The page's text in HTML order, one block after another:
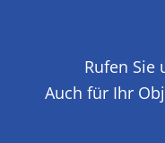
Rufen Sie
Auch für Ihr